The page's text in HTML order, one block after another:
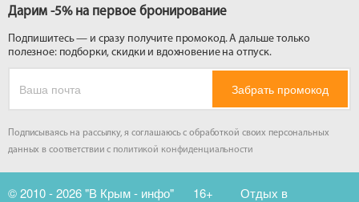
Дарим -5% на первое бронирование
Подпишитесь — и сразу получите промокод. А дальше только
полезное: подборки, скидки и вдохновение на отпуск.
Забрать промокод
Подписываясь на рассылку, я соглашаюсь с обработкой своих персональных
данных в соответствии с политикой конфиденциальности
© 2010 - 2026 "В Крым - инфо" 16+
Отдых в